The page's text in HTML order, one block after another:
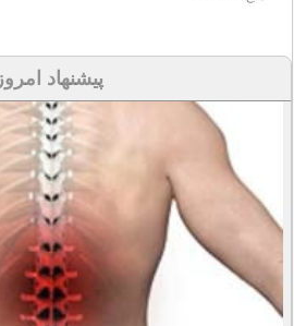
پیشنهاد امروز